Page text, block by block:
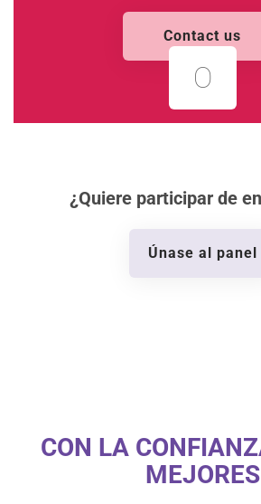
Contact us
¿Quiere participar de
Únase al panel
O
CON LA
MEJORES